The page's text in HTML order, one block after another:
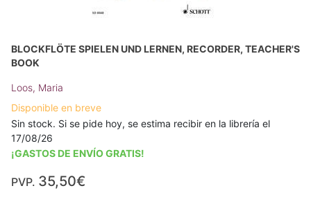
BLOCKFLÖTE SPIELEN UND LERNEN, RECORDER, TEACHER'S
BOOK
Loos, Maria
Disponible en breve
Sin stock. Si se pide hoy, se estima recibir en la librería el
17/08/26
¡GASTOS DE ENVÍO GRATIS!
PVP. 35,50€